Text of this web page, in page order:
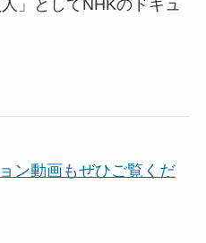
」としてNHKのドキュ
ン動画もぜひご覧くだ